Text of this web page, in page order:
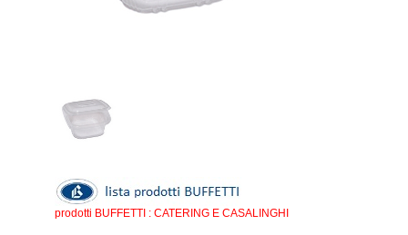
prodotti BUFFETTI : CATERING E CASALINGHI